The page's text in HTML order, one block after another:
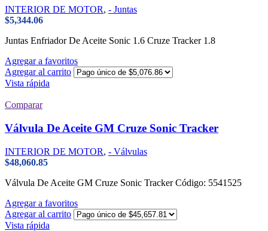
INTERIOR DE MOTOR, - Juntas
$5,344.06
Juntas Enfriador De Aceite Sonic 1.6 Cruze Tracker 1.8
Agregar a favoritos
Agregar al carrito
Vista rápida
Comparar
Válvula De Aceite GM Cruze Sonic Tracker
INTERIOR DE MOTOR, - Válvulas
$48,060.85
Válvula De Aceite GM Cruze Sonic Tracker Código: 5541525
Agregar a favoritos
Agregar al carrito
Vista rápida